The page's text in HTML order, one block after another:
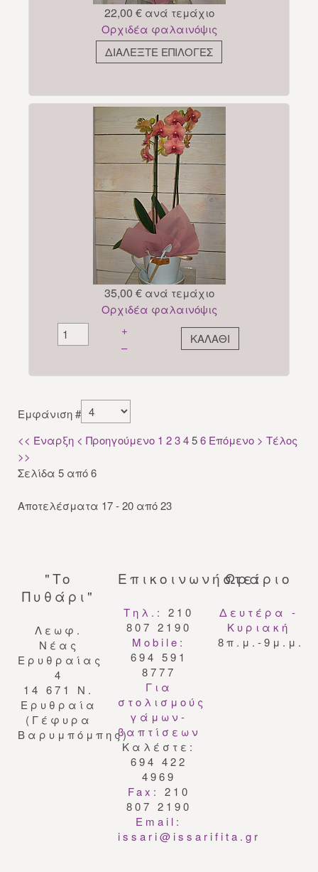
22,00 € ανά τεμάχιο
Ορχιδέα φαλαινόψις
35,00 € ανά τεμάχιο
Ορχιδέα φαλαινόψις
+
–
Εμφάνιση #
<< Έναρξη < Προηγούμενο 1 23456 Επόμενο > Τέλος
>>
Σελίδα 5 από 6
Αποτελέσματα 17 - 20 από 23
"To
Πυθάρι"
Λεωφ.
Nέας
Eρυθραίας
4
14 671 N.
Eρυθραία
(Γέφυρα
Βαρυμπόμπης)
Επικοινωνήστε:
Τηλ.:210
807 2190
Mobile:
694 591
8777
Για
στολισμούς
γάμων-
βαπτίσεων
Καλέστε:
694 422
4969
Fax:
210
807 2190
Email:
issari@issarifita.gr
Ωράριο
Δευτέρα -
Κυριακή
8π.μ.-9μ.μ.